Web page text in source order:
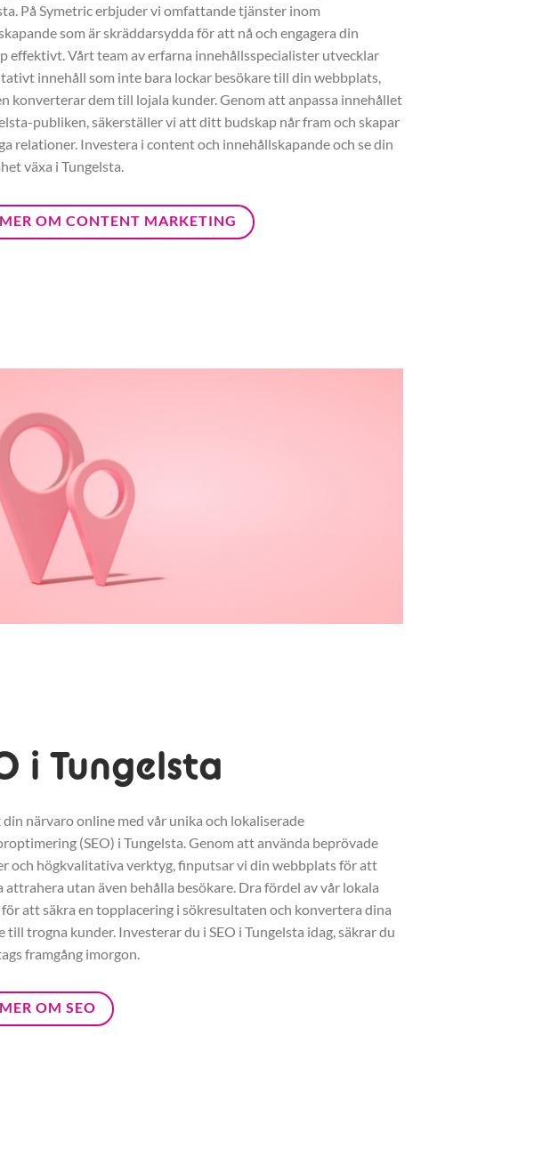
På Symetric erbjuder vi omfattande tjänster inom
som är skräddarsydda för att nå och engagera din
effektivt. Vårt team av erfarna innehållsspecialister utvecklar
innehåll som inte bara lockar besökare till din webbplats,
konverterar dem till lojala kunder. Genom att anpassa innehållet
publiken, säkerställer vi att ditt budskap når fram och skapar
relationer. Investera i content och innehållskapande och se din
växa i Tungelsta.
OM CONTENT MARKETING
i Tungelsta
din närvaro online med vår unika och lokaliserade
(SEO) i Tungelsta. Genom att använda beprövade
och högkvalitativa verktyg, finputsar vi din webbplats för att
attrahera utan även behålla besökare. Dra fördel av vår lokala
att säkra en topplacering i sökresultaten och konvertera dina
till trogna kunder. Investerar du i SEO i Tungelsta idag, säkrar du
framgång imorgon.
OM SEO